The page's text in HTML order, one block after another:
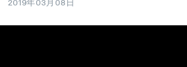
2019年03月08日